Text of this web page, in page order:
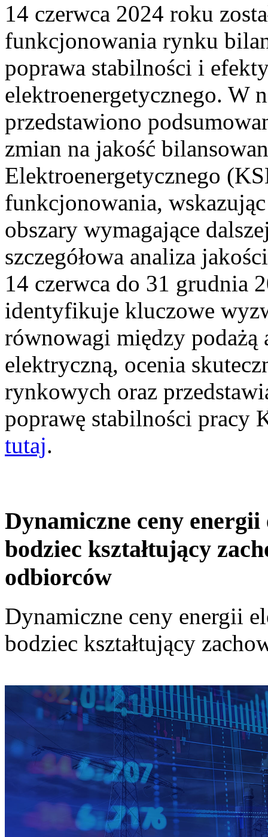
14 czerwca 2024 roku
funkcjonowania rynku
poprawa stabilności i
elektroenergetycznego. W
przedstawiono
zmian na jakość
Elektroenergetycznego
funkcjonowania,
obszary wymagające
szczegółowa analiza
14 czerwca do 31 grudnia
identyfikuje kluczowe
równowagi między podażą
elektryczną, ocenia
rynkowych oraz
poprawę stabilności pracy
tutaj.
Dynamiczne ceny
bodziec kształtujący
odbiorców
Dynamiczne ceny energii
bodziec kształtujący